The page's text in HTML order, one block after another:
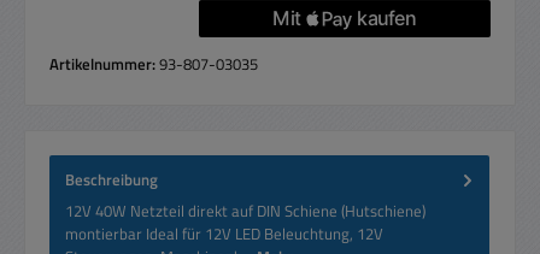
Artikelnummer:93-807-03035
Beschreibung
12V 40W Netzteil direkt auf DIN Schiene (Hutschiene)
montierbar Ideal für 12V LED Beleuchtung, 12V